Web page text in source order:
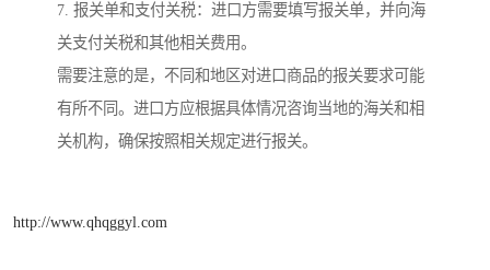
7. 报关单和支付关税：进口方需要填写报关单，并向海
关支付关税和其他相关费用。
需要注意的是，不同和地区对进口商品的报关要求可能
有所不同。进口方应根据具体情况咨询当地的海关和相
关机构，确保按照相关规定进行报关。
http://www.qhqggyl.com